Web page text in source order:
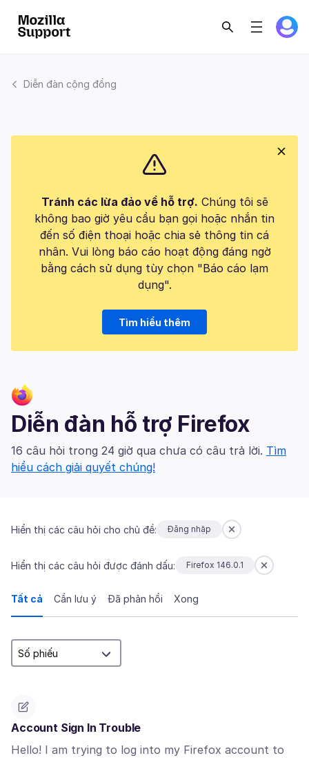
Diễn đàn cộng đồng
Tránh các lừa đảo về hỗ trợ. Chúng tôi sẽ
không bao giờ yêu cầu bạn gọi hoặc nhắn tin
đến số điện thoại hoặc chia sẻ thông tin cá
nhân. Vui lòng báo cáo hoạt động đáng ngờ
bằng cách sử dụng tùy chọn "Báo cáo lạm
dụng".
Tìm hiểu thêm
Diễn đàn hỗ trợ Firefox
16 câu hỏi trong 24 giờ qua chưa có câu trả lời. Tìm
hiểu cách giải quyết chúng!
Hiển thị các câu hỏi cho chủ đề: Đăng nhập
Hiển thị các câu hỏi được đánh dấu: Firefox 146.0.1
Tất cả Cần lưu ý Đã phản hồi Xong
Account Sign In Trouble
Hello! I am trying to log into my Firefox account to